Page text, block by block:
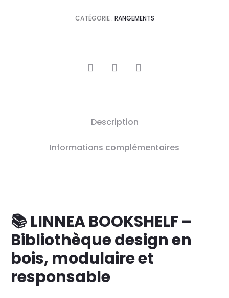
CATÉGORIE : RANGEMENTS
SHARE
Description
Informations complémentaires
📚 LINNEA BOOKSHELF –
Bibliothèque design en
bois, modulaire et
responsable